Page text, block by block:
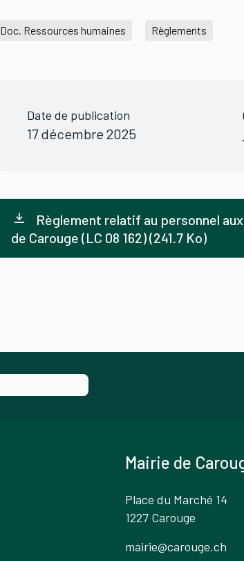
Doc. Ressources humaines Règlements
Date de publication
17 décembre 2025
Règlement relatif au personnel
de Carouge (LC 08 162) (241.7 Ko)
Mairie de
Place du Marché 14
1227 Carouge
mairie@carouge.ch